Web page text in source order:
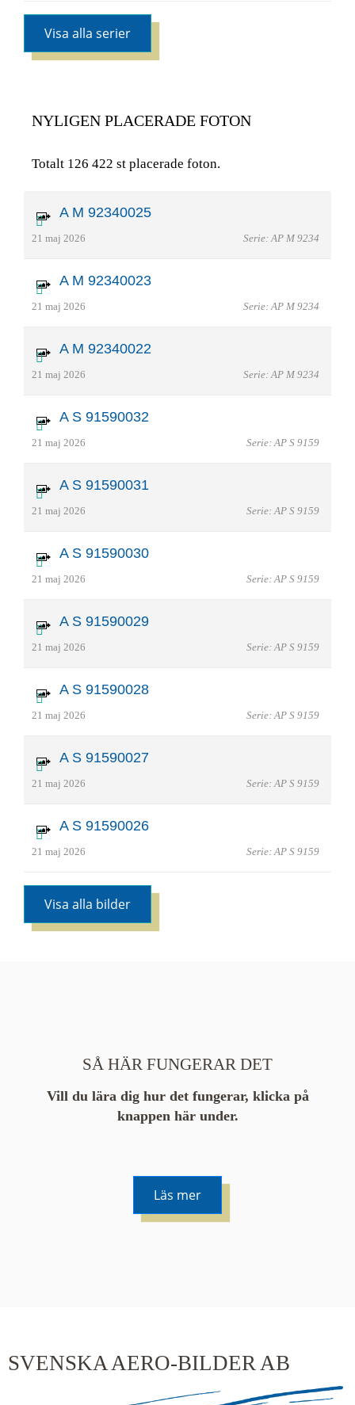
Visa alla serier
NYLIGEN PLACERADE FOTON
Totalt 126 422 st placerade foton.
A M 92340025
21 maj 2026 Serie: AP M 9234
A M 92340023
21 maj 2026 Serie: AP M 9234
A M 92340022
21 maj 2026 Serie: AP M 9234
A S 91590032
21 maj 2026 Serie: AP S 9159
A S 91590031
21 maj 2026 Serie: AP S 9159
A S 91590030
21 maj 2026 Serie: AP S 9159
A S 91590029
21 maj 2026 Serie: AP S 9159
A S 91590028
21 maj 2026 Serie: AP S 9159
A S 91590027
21 maj 2026 Serie: AP S 9159
A S 91590026
21 maj 2026 Serie: AP S 9159
Visa alla bilder
SÅ HÄR FUNGERAR DET
Vill du lära dig hur det fungerar, klicka på
knappen här under.
Läs mer
SVENSKA AERO-BILDER AB